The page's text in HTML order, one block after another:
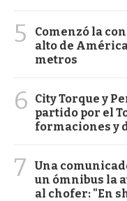
5
Comenzó la
alto de
metros
6
City Torque y
partido por el
formaciones y
7
Una
un ómnibus la
al chofer: "En